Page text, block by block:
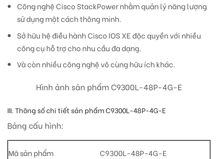
Công nghệ Cisco StackPower nhằm quản lý năng lượng
sử dụng một cách thông minh.
Sở hữu hệ điều hành Cisco IOS XE độc quyền với nhiều
công cụ hỗ trợ cho nhu cầu đa dạng.
Và còn nhiều công nghệ vô cùng hữu ích khác.
Hình ảnh sản phẩm C9300L-48P-4G-E
III. Thông số chi tiết sản phẩm C9300L-48P-4G-E
Bảng cấu hình:
Mã sản phẩm
C9300L-48P-4G-E